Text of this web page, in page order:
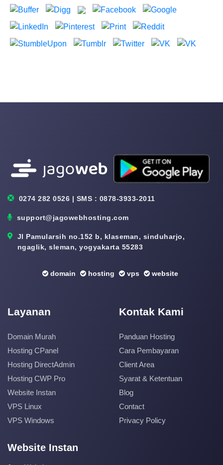
0274 282 0526 | SMS : 0878-3933-2011
support@jagowebhosting.com
Jl Pamularsih no.152 b, klaseman, sinduharjo,
ngaglik, sleman, yogyakarta 55283
domain hosting vps website
Layanan
Domain Murah
Hosting CPanel
Hosting DirectAdmin
Hosting CWP Pro
Website Instan
VPS Linux
VPS Windows
Kontak Kami
Panduan Hosting
Cara Pembayaran
Client Area
Syarat & Ketentuan
Blog
Contact
Privacy Policy
Website Instan